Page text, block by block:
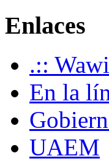
Enlaces
.::
En la
UAEM